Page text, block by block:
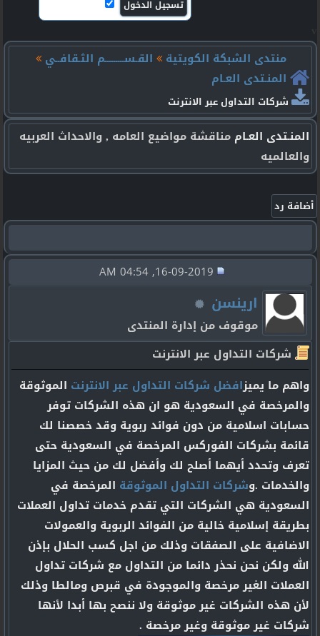
منتدى الشبكة الكويتية
القـســـــــــم الثـقافــي
المنـتدى العـام
شركات التداول عبر الانترنت
المنـتدى العـام مناقشة مواضيع العامه , والاحداث العربيه
والعالميه
ارينسن
موقوف من إدارة المنتدى
شركات التداول عبر الانترنت
واهم ما يميزافضل شركات التداول عبر الانترنت الموثوقة
والمرخصة في السعودية هو ان هذه الشركات توفر
حسابات اسلامية من دون فوائد ربوية وقد خصصنا لك
قائمة بشركات الفوركس المرخصة في السعودية حتى
تعرف وتحدد أيهما أصلح لك وأفضل لك من حيث المزايا
والخدمات .وشركات التداول الموثوقة المرخصة في
السعودية هي الشركات التي تقدم خدمات تداول العملات
بطريقة إسلامية خالية من الفوائد الربوية والعمولات
الاضافية على الصفقات وذلك من اجل كسب الحلال بإذن
الله ولكن نحن نحذر دائما من التداول مع شركات تداول
العملات الغير مرخصة والموجودة في قبرص ومالطا وذلك
لأن هذه الشركات غير موثوقة ولا ننصح بها أبدا لأنها
شركات غير موثوقة وغير مرخصة .